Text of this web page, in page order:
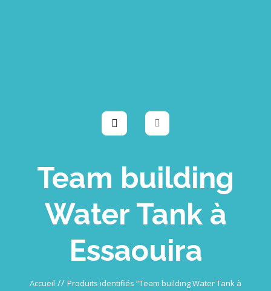
Team building
Water Tank à
Essaouira
Accueil // Produits identifiés “Team building Water Tank à